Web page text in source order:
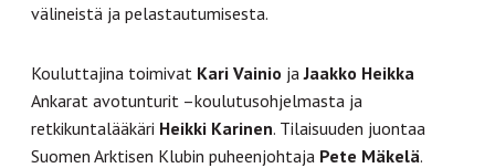
välineistä ja pelastautumisesta.
Kouluttajina toimivat Kari Vainio jaJaakko Heikka
Ankarat avotunturit –koulutusohjelmasta ja
retkikuntalääkäri Heikki Karinen. Tilaisuuden juontaa
Suomen Arktisen Klubin puheenjohtaja Pete Mäkelä.